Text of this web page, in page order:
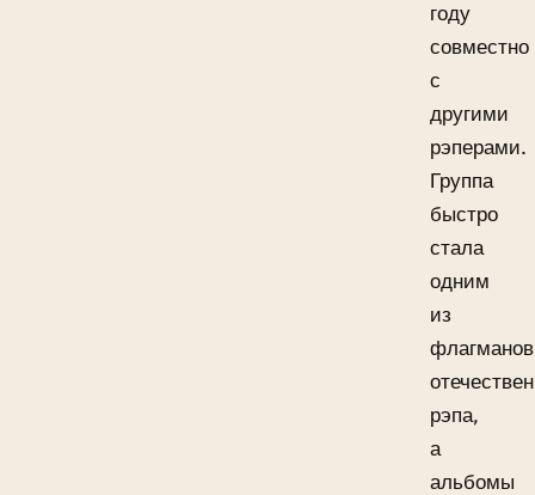
году
совместно
с
другими
рэперами.
Группа
быстро
стала
одним
из
флагманов
рэпа,
а
альбомы